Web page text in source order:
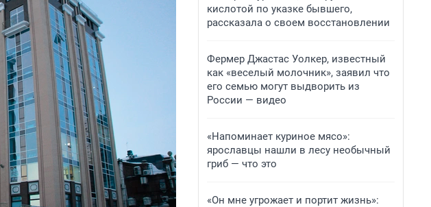
кислотой по указке бывшего,
рассказала о своем восстановлении
Фермер Джастас Уолкер, известный
как «веселый молочник», заявил что
его семью могут выдворить из
России — видео
«Напоминает куриное мясо»:
ярославцы нашли в лесу необычный
гриб — что это
«Он мне угрожает и портит жизнь»: